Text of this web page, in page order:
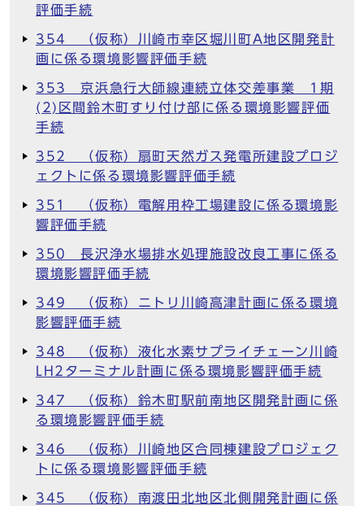
評価手続
354 （仮称）川崎市幸区堀川町A地区開発計
画に係る環境影響評価手続
353 京浜急行大師線連続立体交差事業 1期
(2)区間鈴木町すり付け部に係る環境影響評価
手続
352 （仮称）扇町天然ガス発電所建設プロジ
ェクトに係る環境影響評価手続
351 （仮称）電解用枠工場建設に係る環境影
響評価手続
350 長沢浄水場排水処理施設改良工事に係る
環境影響評価手続
349 （仮称）ニトリ川崎高津計画に係る環境
影響評価手続
348 （仮称）液化水素サプライチェーン川崎
LH2ターミナル計画に係る環境影響評価手続
347 （仮称）鈴木町駅前南地区開発計画に係
る環境影響評価手続
346 （仮称）川崎地区合同棟建設プロジェク
トに係る環境影響評価手続
345 （仮称）南渡田北地区北側開発計画に係